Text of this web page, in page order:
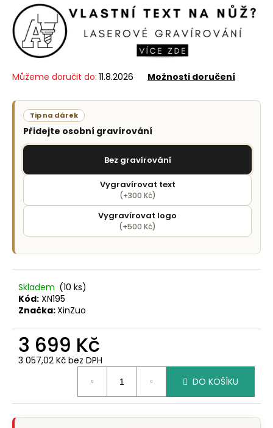
Můžeme doručit do: 11.8.2026 Možnosti doručení
Tip na dárek
Přidejte osobní gravírování
Bez gravírování
Vygravírovat text
(+300 Kč)
Vygravírovat logo
(+500 Kč)
Skladem (10 ks)
Kód: XN195
Značka:XinZuo
3 699 Kč
3 057,02 Kč bez DPH
DO KOŠÍKU
o
r
u
j
m